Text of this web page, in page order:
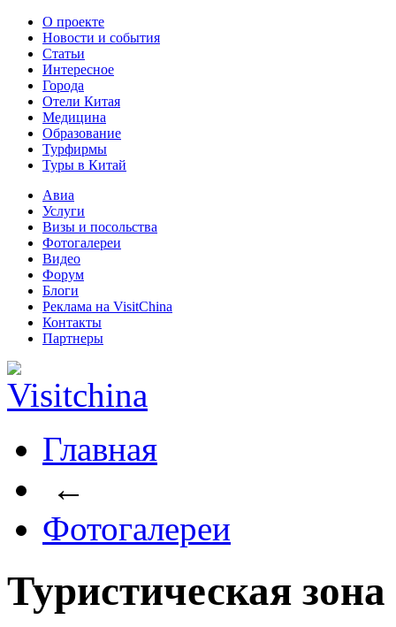
О проекте
Новости и события
Статьи
Интересное
Города
Отели Китая
Медицина
Образование
Турфирмы
Туры в Китай
Авиа
Услуги
Визы и посольства
Фотогалереи
Видео
Форум
Блоги
Реклама на VisitChina
Контакты
Партнеры
Главная
←
Фотогалереи
Туристическая